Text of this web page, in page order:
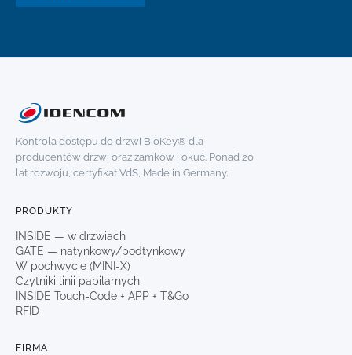
Kontrola dostępu do drzwi BioKey® dla
producentów drzwi oraz zamków i okuć. Ponad 20
lat rozwoju, certyfikat VdS, Made in Germany.
PRODUKTY
INSIDE — w drzwiach
GATE — natynkowy/podtynkowy
W pochwycie (MINI-X)
Czytniki linii papilarnych
INSIDE Touch-Code + APP + T&Go
RFID
FIRMA